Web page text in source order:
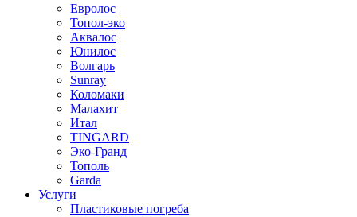
Евролос
Топол-эко
Аквалос
Юнилос
Волгарь
Sunray
Коломаки
Малахит
Итал
TINGARD
Эко-Гранд
Тополь
Garda
Услуги
Пластиковые погреба